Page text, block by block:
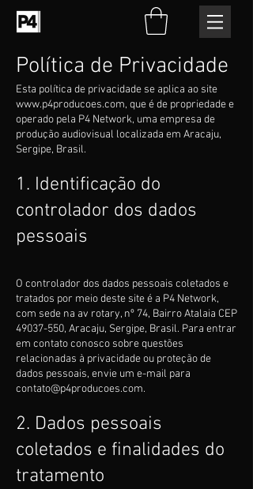
Política de Privacidade
Esta política de privacidade se aplica ao site
www.p4producoes.com, que é de propriedade e
operado pela P4 Network, uma empresa de
produção audiovisual localizada em Aracaju,
Sergipe, Brasil.
1. Identificação do
controlador dos dados
pessoais
O controlador dos dados pessoais coletados e
tratados por meio deste site é a P4 Network,
com sede na av rotary, nº 74, Bairro Atalaia CEP
49037-550, Aracaju, Sergipe, Brasil. Para entrar
em contato conosco sobre questões
relacionadas à privacidade ou proteção de
dados pessoais, envie um e-mail para
contato@p4producoes.com.
2. Dados pessoais
coletados e finalidades do
tratamento